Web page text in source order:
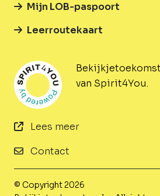
van Spirit4You.
Lees meer
Contact
Mijn LOB-paspoort
Leerroutekaart
© Copyright 2026